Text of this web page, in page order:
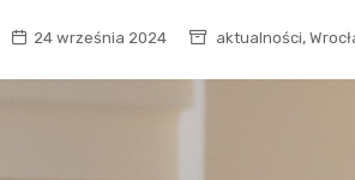
24 września 2024 aktualności,